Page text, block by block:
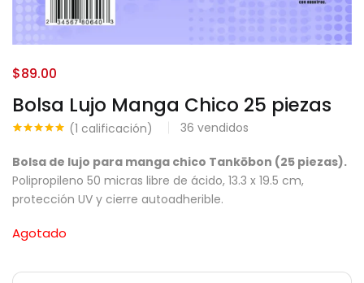
Bolsa Lujo Manga Chico 25 piezas
5 basado
en
puntuación
de cliente
(1 calificación) 36 vendidos
$89.00
Bolsa de lujo para manga chico Tankōbon (25 piezas).
Polipropileno 50 micras libre de ácido, 13.3 x 19.5 cm,
protección UV y cierre autoadherible.
Agotado